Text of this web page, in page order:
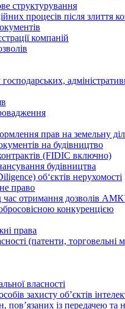
структурування
процесів після злиття
компаній
прав на земельну
на будівництво
(FIDIC включно)
будівництва
об‘єктів нерухомості
право
отримання дозволів
конкуренцією
права
(патенти,
власності
захисту об’єктів
пов’язаних із передачею та